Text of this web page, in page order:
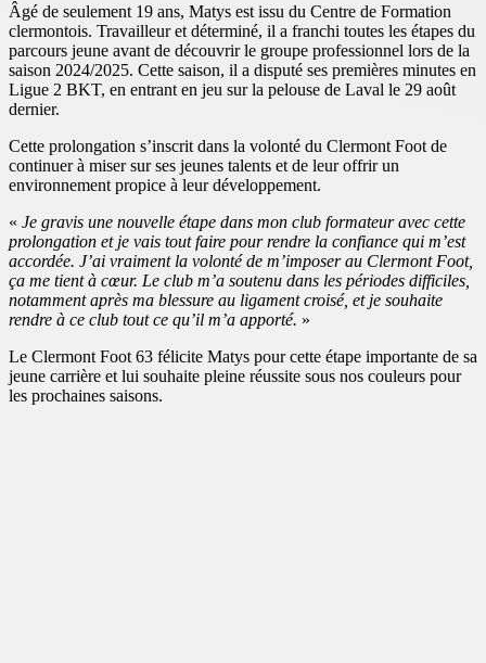
Âgé de seulement 19 ans, Matys est issu du Centre de Formation
clermontois. Travailleur et déterminé, il a franchi toutes les étapes du
parcours jeune avant de découvrir le groupe professionnel lors de la
saison 2024/2025. Cette saison, il a disputé ses premières minutes en
Ligue 2 BKT, en entrant en jeu sur la pelouse de Laval le 29 août
dernier.
Cette prolongation s’inscrit dans la volonté du Clermont Foot de
continuer à miser sur ses jeunes talents et de leur offrir un
environnement propice à leur développement.
« Je gravis une nouvelle étape dans mon club formateur avec cette
prolongation et je vais tout faire pour rendre la confiance qui m’est
accordée. J’ai vraiment la volonté de m’imposer au Clermont Foot,
ça me tient à cœur. Le club m’a soutenu dans les périodes difficiles,
notamment après ma blessure au ligament croisé, et je souhaite
rendre à ce club tout ce qu’il m’a apporté. »
Le Clermont Foot 63 félicite Matys pour cette étape importante de sa
jeune carrière et lui souhaite pleine réussite sous nos couleurs pour
les prochaines saisons.